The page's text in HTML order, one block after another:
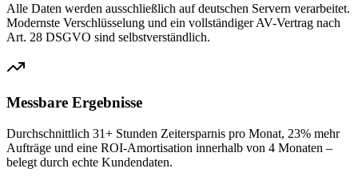
Alle Daten werden ausschließlich auf deutschen Servern verarbeitet.
Modernste Verschlüsselung und ein vollständiger AV-Vertrag nach
Art. 28 DSGVO sind selbstverständlich.
Messbare Ergebnisse
Durchschnittlich 31+ Stunden Zeitersparnis pro Monat, 23% mehr
Aufträge und eine ROI-Amortisation innerhalb von 4 Monaten –
belegt durch echte Kundendaten.